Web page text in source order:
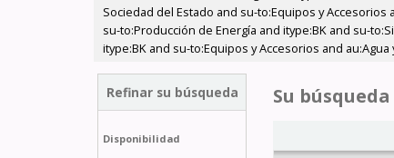
Sociedad del Estado and su-to:Equipos y Accesorios
su-to:Producción de Energía and itype:BK and su-
itype:BK and su-to:Equipos y Accesorios and
Refinar su búsqueda
Disponibilidad
Su